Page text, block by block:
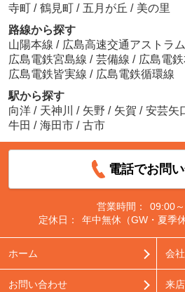
寺町 / 鶴見町 / 五月が丘 / 美の里
路線から探す
山陽本線 / 広島高速交通アストラ
広島電鉄宮島線 / 芸備線 / 広島電
広島電鉄皆実線 / 広島電鉄循環線
駅から探す
向洋 / 天神川 / 矢野 / 矢賀 / 安芸矢
牛田 / 海田市 / 古市
電話でお問
営業時間：
09:00
定休日：
年中無休（GW・夏季
ホーム 会
お問い合わせ 来